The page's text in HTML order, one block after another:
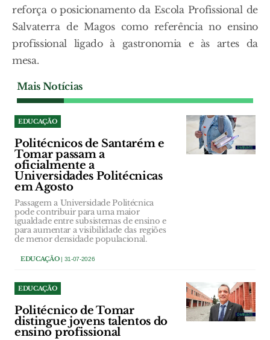
reforça o posicionamento da Escola Profissional de
Salvaterra de Magos como referência no ensino
profissional ligado à gastronomia e às artes da
mesa.
Mais Notícias
EDUCAÇÃO
Politécnicos de Santarém e
Tomar passam a
oficialmente a
Universidades Politécnicas
em Agosto
Passagem a Universidade Politécnica
pode contribuir para uma maior
igualdade entre subsistemas de ensino e
para aumentar a visibilidade das regiões
de menor densidade populacional.
EDUCAÇÃO| 31-07-2026
EDUCAÇÃO
Politécnico de Tomar
distingue jovens talentos do
ensino profissional